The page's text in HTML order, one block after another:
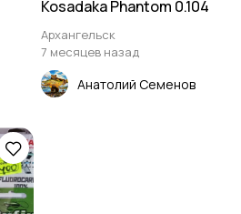
Kosadaka Phantom 0.104
Архангельск
7 месяцев назад
Анатолий Семенов